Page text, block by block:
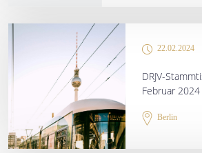
22.02.2024
DRJV-
Februar 2024
Berlin